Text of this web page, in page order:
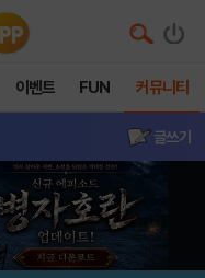
이벤트 FUN 커뮤니티
글쓰기